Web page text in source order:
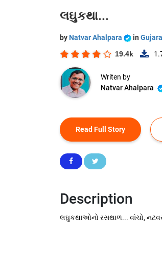
લઘુકથા...
by Natvar Ahalpara in
19.4k
Writen by
Natvar Ahalpara
Read Full Story
Description
લઘુકથાઓનો રસથાળ... વાંચો,